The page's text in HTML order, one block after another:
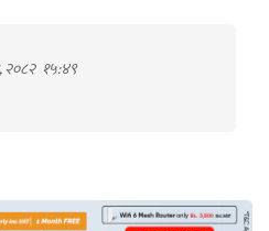
२०८२ १५:४९